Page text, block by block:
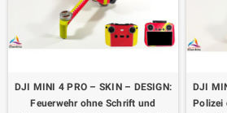
DJI MINI 4 PRO – SKIN – DESIGN:
Feuerwehr ohne Schrift und
DJI
Polizei